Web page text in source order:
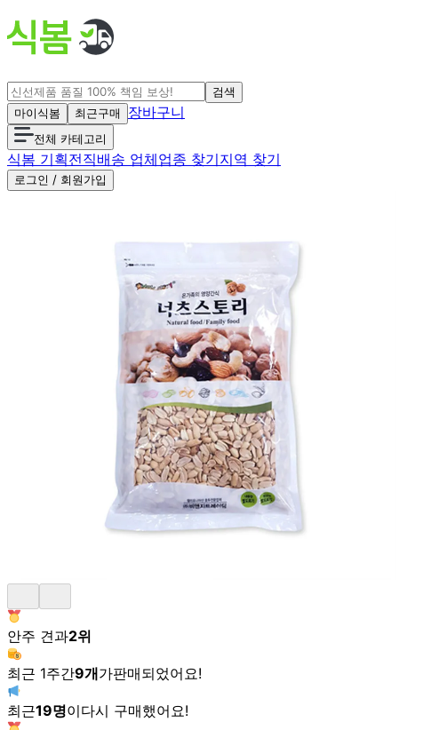
검색
마이식봄
최근구매 장바구니
전체 카테고리
식봄 기획전직배송 업체업종 찾기지역 찾기
로그인 / 회원가입
안주 견과2위
최근 1주간9개가판매되었어요!
최근19명이다시 구매했어요!